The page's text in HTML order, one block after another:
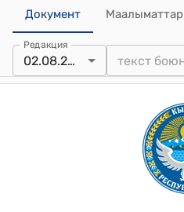
Документ Маалыматтар
Редакция
02.08.2024